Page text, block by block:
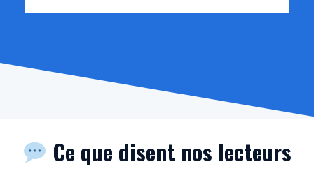
Ce que disent nos lecteurs